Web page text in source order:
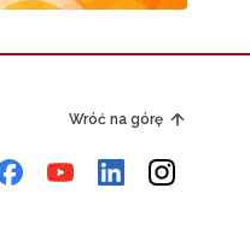
Wróć na górę